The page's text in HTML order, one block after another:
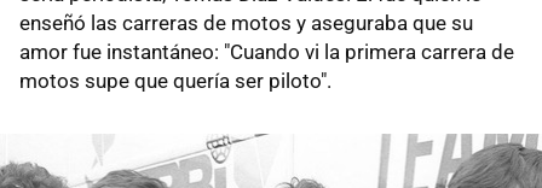
enseñó las carreras de motos y aseguraba que su
amor fue instantáneo: "Cuando vi la primera carrera de
motos supe que quería ser piloto".